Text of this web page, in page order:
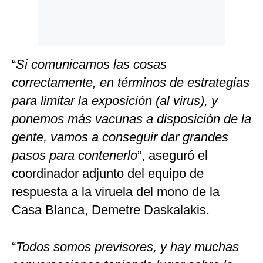
“Si comunicamos las cosas
correctamente, en términos de estrategias
para limitar la exposición (al virus), y
ponemos más vacunas a disposición de la
gente, vamos a conseguir dar grandes
pasos para contenerlo”, aseguró el
coordinador adjunto del equipo de
respuesta a la viruela del mono de la
Casa Blanca, Demetre Daskalakis.
“Todos somos previsores, y hay muchas